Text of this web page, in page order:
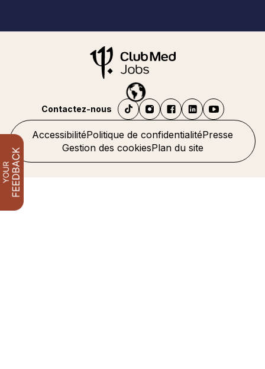
AccessibilitéPolitique de confidentialitéPresse
Gestion des cookiesPlan du site
Contactez-nous